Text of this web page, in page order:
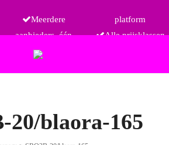
Meerdere
aanbieders, één
platform
Alle prijsklassen
20/blaora-165